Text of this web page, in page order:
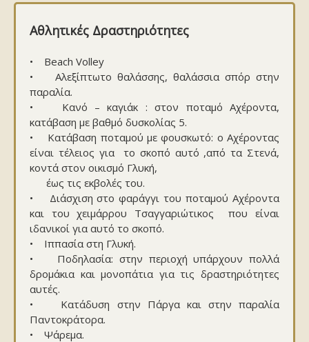
Αθλητικές Δραστηριότητες
• Beach Volley
• Αλεξίπτωτο θαλάσσης, θαλάσσια σπόρ στην
παραλία.
• Κανό – καγιάκ : στον ποταμό Αχέροντα,
κατάβαση με βαθμό δυσκολίας 5.
• Κατάβαση ποταμού με φουσκωτό: ο Αχέροντας
είναι τέλειος για το σκοπό αυτό ,από τα Στενά,
κοντά στον οικισμό Γλυκή,
έως τις εκβολές του.
• Διάσχιση στο φαράγγι του ποταμού Αχέροντα
και του χειμάρρου Τσαγγαριώτικος που είναι
ιδανικοί για αυτό το σκοπό.
• Ιππασία στη Γλυκή.
• Ποδηλασία: στην περιοχή υπάρχουν πολλά
δρομάκια και μονοπάτια για τις δραστηριότητες
αυτές.
• Κατάδυση στην Πάργα και στην παραλία
Παντοκράτορα.
• Ψάρεμα.